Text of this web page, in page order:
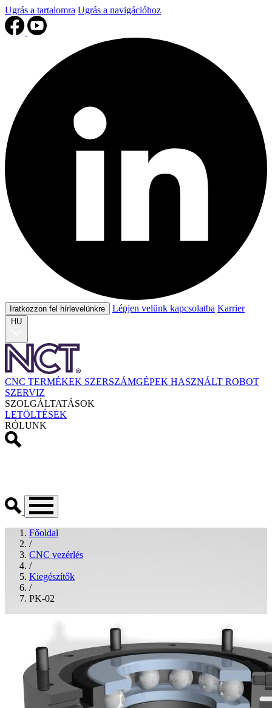
Ugrás a tartalomra Ugrás a navigációhoz
Iratkozzon fel hírlevelünkre Lépjen velünk kapcsolatba Karrier
HU
CNC TERMÉKEK SZERSZÁMGÉPEK HASZNÁLT ROBOT
SZERVIZ
SZOLGÁLTATÁSOK
LETÖLTÉSEK
RÓLUNK
Főoldal
/
CNC vezérlés
/
Kiegészítők
/
PK-02